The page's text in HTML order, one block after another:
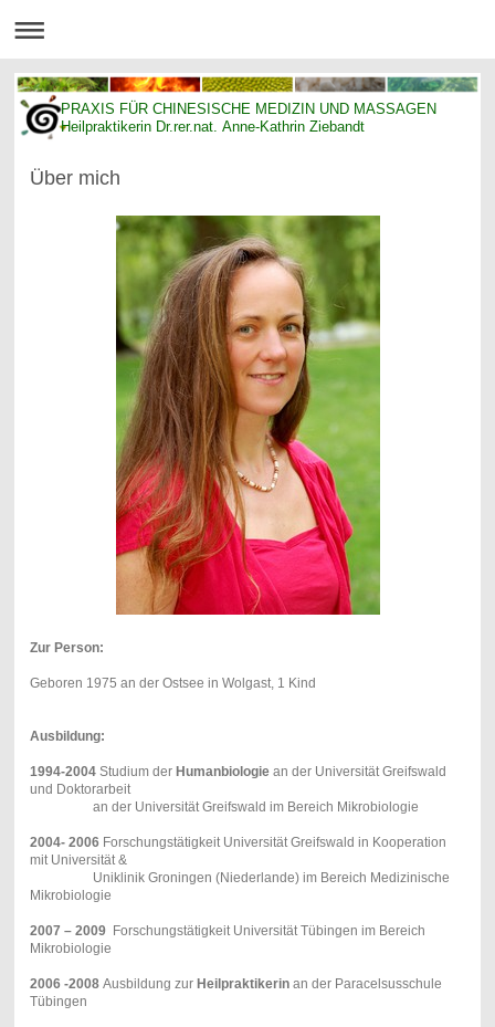
PRAXIS FÜR CHINESISCHE MEDIZIN UND MASSAGEN
Heilpraktikerin Dr.rer.nat. Anne-Kathrin Ziebandt
Über mich
Zur Person:
Geboren 1975 an der Ostsee in Wolgast, 1 Kind
Ausbildung:
1994-2004Studium der Humanbiologiean der Universität Greifswald
und Doktorarbeit
an der Universität Greifswald im Bereich Mikrobiologie
2004- 2006Forschungstätigkeit Universität Greifswald in Kooperation
mit Universität &
Uniklinik Groningen (Niederlande) im Bereich Medizinische
Mikrobiologie
2007 – 2009Forschungstätigkeit Universität Tübingen im Bereich
Mikrobiologie
2006 -2008Ausbildung zur Heilpraktikerinan der Paracelsusschule
Tübingen